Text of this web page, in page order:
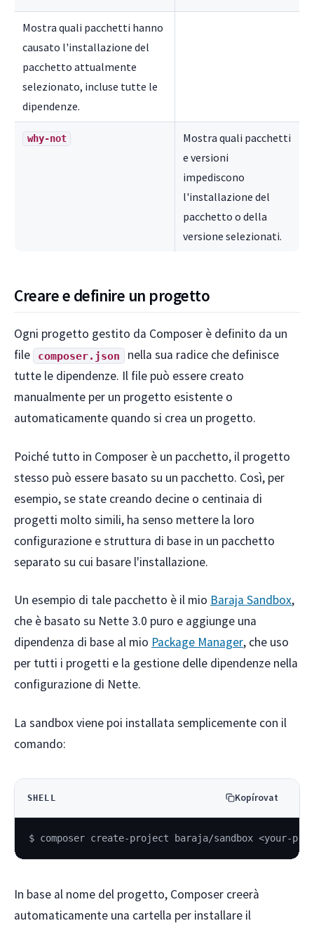
Mostra quali pacchetti hanno
causato l'installazione del
pacchetto attualmente
selezionato, incluse tutte le
dipendenze.
why-not
Mostra quali pacchetti
e versioni
impediscono
l'installazione del
pacchetto o della
versione selezionati.
Creare e definire un progetto
Ogni progetto gestito da Composer è definito da un
file
composer.json
nella sua radice che definisce
tutte le dipendenze. Il file può essere creato
manualmente per un progetto esistente o
automaticamente quando si crea un progetto.
Poiché tutto in Composer è un pacchetto, il progetto
stesso può essere basato su un pacchetto. Così, per
esempio, se state creando decine o centinaia di
progetti molto simili, ha senso mettere la loro
configurazione e struttura di base in un pacchetto
separato su cui basare l'installazione.
Un esempio di tale pacchetto è il mio Baraja Sandbox,
che è basato su Nette 3.0 puro e aggiunge una
dipendenza di base al mio Package Manager, che uso
per tutti i progetti e la gestione delle dipendenze nella
configurazione di Nette.
La sandbox viene poi installata semplicemente con il
comando:
SHELL Kopírovat
$ composer create-project baraja/sandbox <your-
In base al nome del progetto, Composer creerà
automaticamente una cartella per installare il